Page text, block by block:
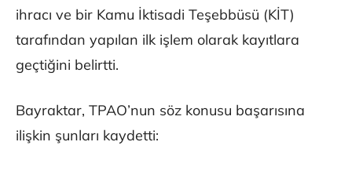
ihracı ve bir Kamu İktisadi Teşebbüsü (KİT)
tarafından yapılan ilk işlem olarak kayıtlara
geçtiğini belirtti.
Bayraktar, TPAO’nun söz konusu başarısına
ilişkin şunları kaydetti: